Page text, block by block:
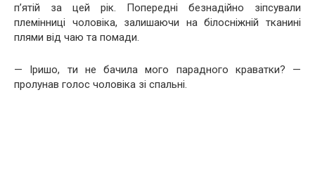
п’ятій за цей рік. Попередні безнадійно зіпсували
племінниці чоловіка, залишаючи на білосніжній тканині
плями від чаю та помади.
— Іришо, ти не бачила мого парадного краватки? —
пролунав голос чоловіка зі спальні.